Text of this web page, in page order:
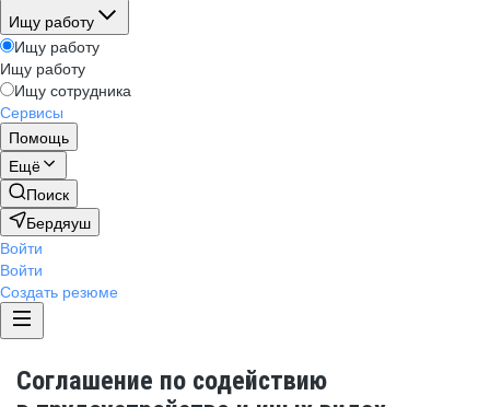
Ищу работу
Ищу работу
Ищу работу
Ищу сотрудника
Сервисы
Помощь
Ещё
Поиск
Бердяуш
Войти
Войти
Создать резюме
Соглашение по содействию